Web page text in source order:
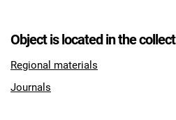
Azotowych im. Feliksa
Tarnowskie Azoty :
Azotowych im. Feliksa
Object is located in the
Regional materials
Journals